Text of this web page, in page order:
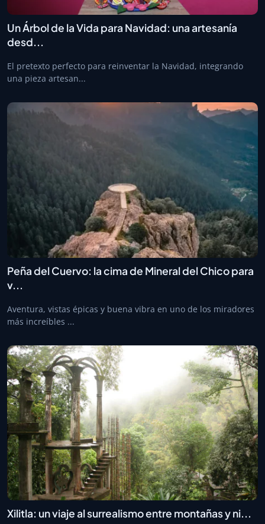
Un Árbol de la Vida para Navidad: una artesanía
desd...
El pretexto perfecto para reinventar la Navidad, integrando
una pieza artesan...
Peña del Cuervo: la cima de Mineral del Chico para
v...
Aventura, vistas épicas y buena vibra en uno de los miradores
más increíbles ...
Xilitla: un viaje al surrealismo entre montañas y ni...